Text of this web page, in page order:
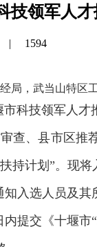
技领军人
| 1594
局，武当山特区
科技领军人
查、县市区
持计划”。现
入选人员及
内提交《十堰